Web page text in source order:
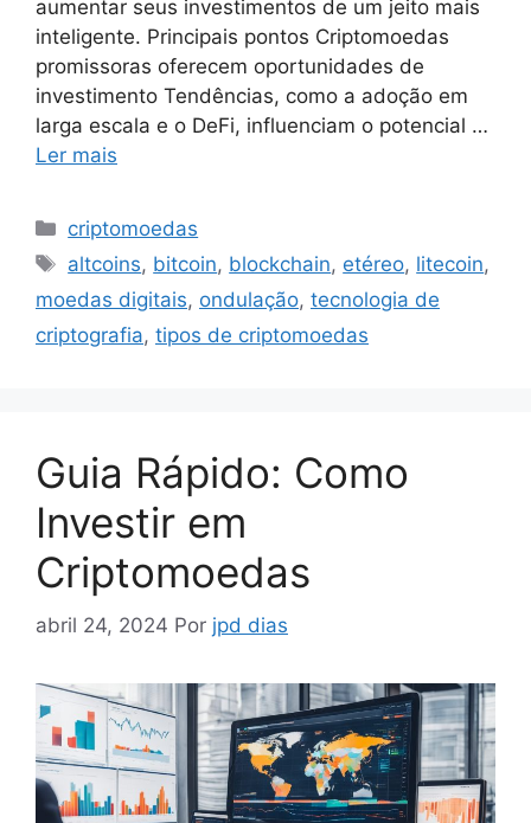
aumentar seus investimentos de um jeito mais
inteligente. Principais pontos Criptomoedas
promissoras oferecem oportunidades de
investimento Tendências, como a adoção em
larga escala e o DeFi, influenciam o potencial …
Ler mais
Categorias
criptomoedas
Tags
altcoins, bitcoin, blockchain, etéreo, litecoin,
moedas digitais, ondulação, tecnologia de
criptografia, tipos de criptomoedas
Guia Rápido: Como
Investir em
Criptomoedas
abril 24, 2024 Por jpd dias